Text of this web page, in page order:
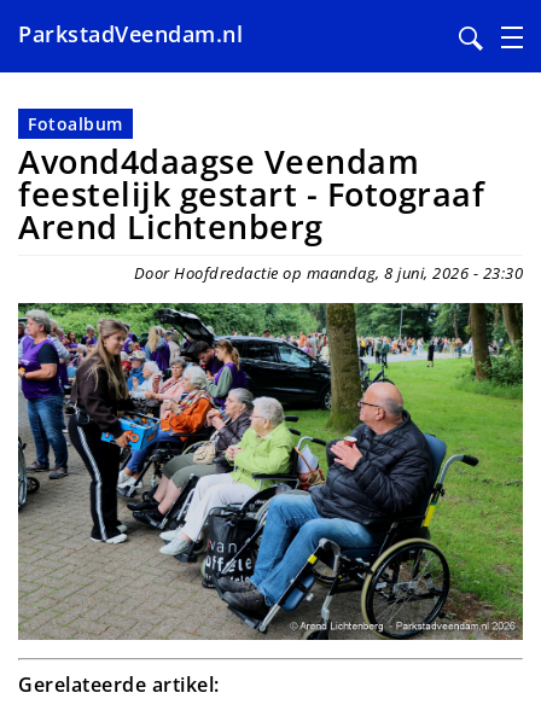
en
naar
de
inhoud
gaan
ParkstadVeendam.nl
Fotoalbum
Avond4daagse Veendam
feestelijk gestart - Fotograaf
Arend Lichtenberg
Door Hoofdredactie op maandag, 8 juni, 2026 - 23:30
Gerelateerde artikel: